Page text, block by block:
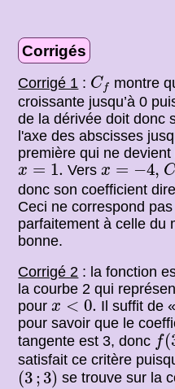
Corrigés
Corrigé 1 : Cf
Cf
montre
croissante jusqu’à 0
de la dérivée doit donc
l'axe des abscisses
première qui ne
x = 1.
x=1. Versx = −4,
x= −4, C
C
donc son coefficient
Ceci ne correspond
parfaitement à celle du
bonne.
Corrigé 2 : la fonction
la courbe 2 qui
pourx < 0.
x<0.
Il suffit de
pour savoir que le
tangente est 3, donc f(
f(3
satisfait ce critère
(3 ; 3)
(3;3) se trouve sur la